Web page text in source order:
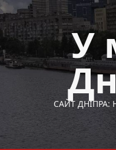
Перейти
до
вмісту
У
САЙТ ДНІПРА: